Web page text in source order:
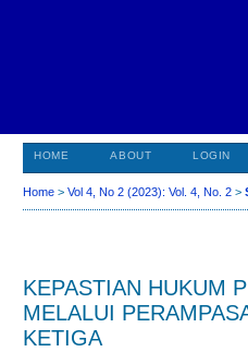
HOME ABOUT LOGIN
Home >Vol 4, No 2 (2023): Vol. 4, No. 2 >
KEPASTIAN HUKUM
MELALUI
KETIGA